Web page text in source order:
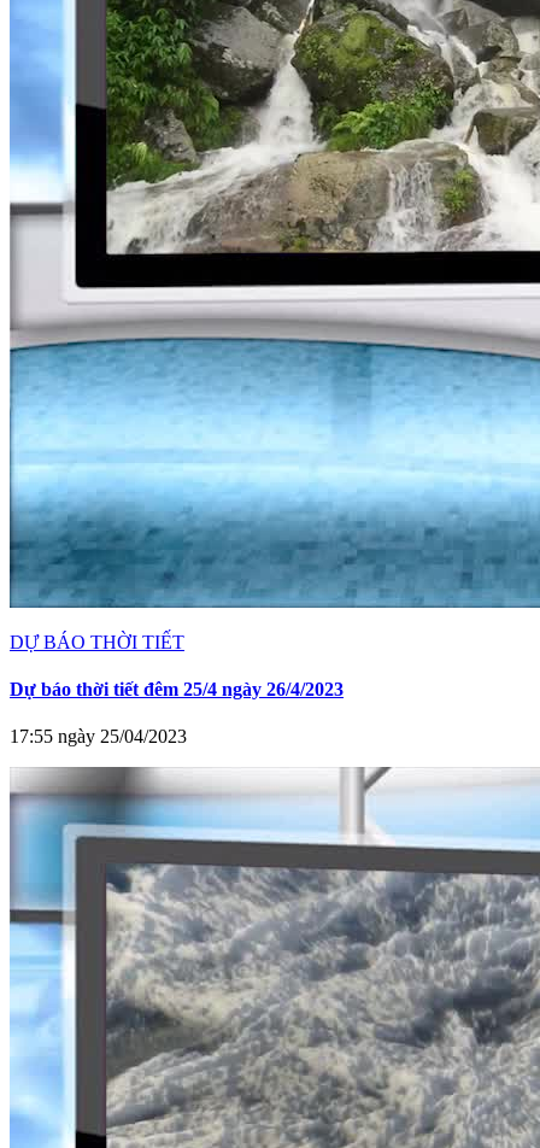
DỰ BÁO THỜI TIẾT
Dự báo thời tiết đêm 25/4 ngày 26/4/2023
17:55 ngày 25/04/2023